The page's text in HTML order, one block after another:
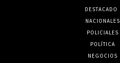
DESTACADO
NACIONALES
POLICIALES
POLÍTICA
NEGOCIOS